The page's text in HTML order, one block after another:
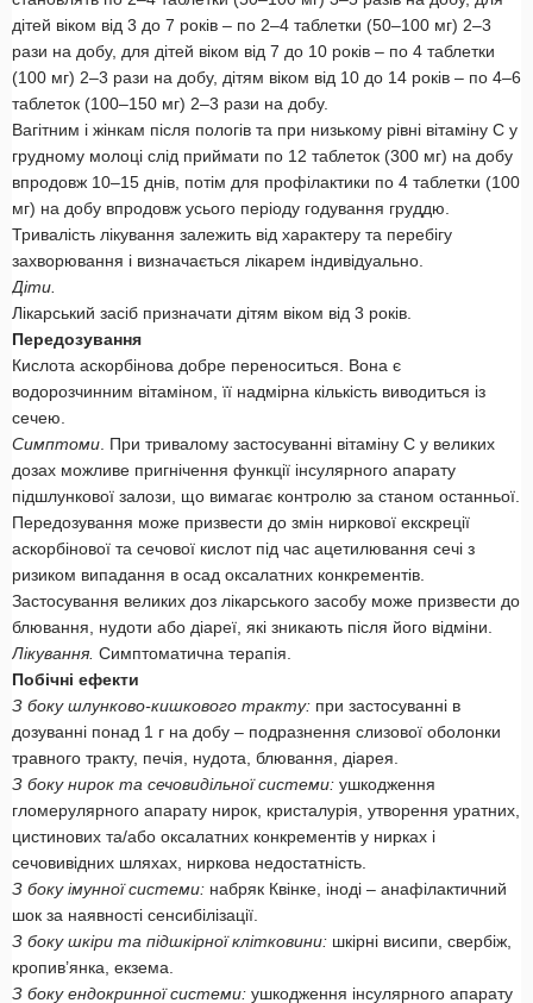
дітей віком від 3 до 7 років – по 2–4 таблетки (50–100 мг) 2–3
рази на добу, для дітей віком від 7 до 10 років – по 4 таблетки
(100 мг) 2–3 рази на добу, дітям віком від 10 до 14 років – по 4–6
таблеток (100–150 мг) 2–3 рази на добу.
Вагітним і жінкам після пологів та при низькому рівні вітаміну С у
грудному молоці слід приймати по 12 таблеток (300 мг) на добу
впродовж 10–15 днів, потім для профілактики по 4 таблетки (100
мг) на добу впродовж усього періоду годування груддю.
Тривалість лікування залежить від характеру та перебігу
захворювання і визначається лікарем індивідуально.
Діти.
Лікарський засіб призначати дітям віком від 3 років.
Передозування
Кислота аскорбінова добре переноситься. Вона є
водорозчинним вітаміном, її надмірна кількість виводиться із
сечею.
Симптоми . При тривалому застосуванні вітаміну С у великих
дозах можливе пригнічення функції інсулярного апарату
підшлункової залози, що вимагає контролю за станом останньої.
Передозування може призвести до змін ниркової екскреції
аскорбінової та сечової кислот під час ацетилювання сечі з
ризиком випадання в осад оксалатних конкрементів.
Застосування великих доз лікарського засобу може призвести до
блювання, нудоти або діареї, які зникають після його відміни.
Лікування. Симптоматична терапія.
Побічні ефекти
З боку шлунково-кишкового тракту: при застосуванні в
дозуванні понад 1 г на добу – подразнення слизової оболонки
травного тракту, печія, нудота, блювання, діарея.
З боку нирок та сечовидільної системи: ушкодження
гломерулярного апарату нирок, кристалурія, утворення уратних,
цистинових та/або оксалатних конкрементів у нирках і
сечовивідних шляхах, ниркова недостатність.
З боку імунної системи: набряк Квінке, іноді – анафілактичний
шок за наявності сенсибілізації.
З боку шкіри та підшкірної клітковини: шкірні висипи, свербіж,
кропив’янка, екзема.
З боку ендокринної системи: ушкодження інсулярного апарату